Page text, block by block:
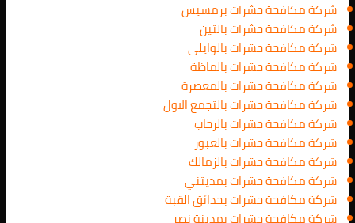
شركة مكافحة حشرات برمسيس
شركة مكافحة حشرات بالتين
شركة مكافحة حشرات بالوايلى
شركة مكافحة حشرات بالماظة
شركة مكافحة حشرات بالمعصرة
شركة مكافحة حشرات بالتجمع الاول
شركة مكافحة حشرات بالرحاب
شركة مكافحة حشرات بالعبور
شركة مكافحة حشرات بالزمالك
شركة مكافحة حشرات بمديتني
شركة مكافحة حشرات بحدائق القبة